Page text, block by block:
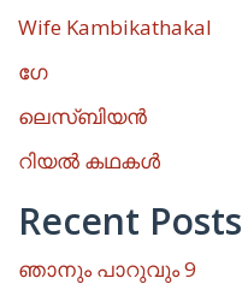
Wife Kambikathakal
ഗേ
ലെസ്ബിയൻ
റിയൽ കഥകൾ
Recent Posts
ഞാനും പാറുവും 9